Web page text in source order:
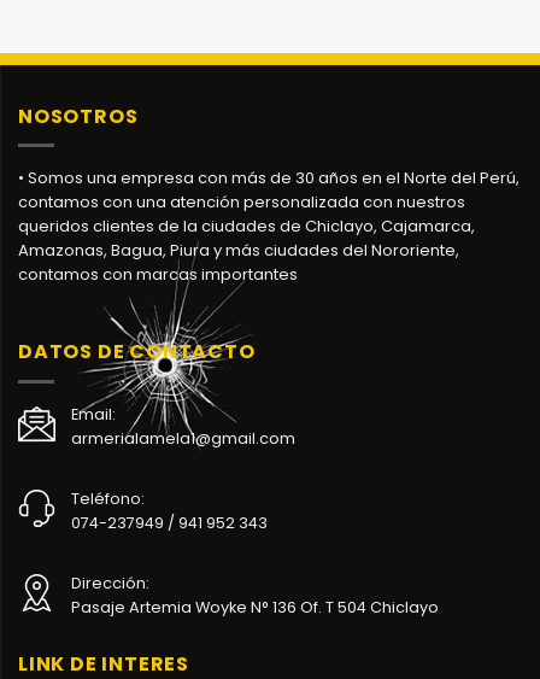
NOSOTROS
• Somos una empresa con más de 30 años en el Norte del Perú,
contamos con una atención personalizada con nuestros
queridos clientes de la ciudades de Chiclayo, Cajamarca,
Amazonas, Bagua, Piura y más ciudades del Nororiente,
contamos con marcas importantes
DATOS DE CONTACTO
Email:
armerialamela1@gmail.com
Teléfono:
074-237949 / 941 952 343
Dirección:
Pasaje Artemia Woyke N° 136 Of. T 504 Chiclayo
LINK DE INTERES